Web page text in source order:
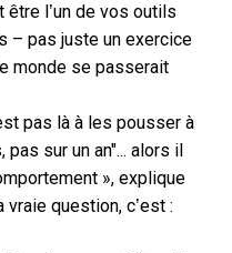
être l’un de vos outils
– pas juste un exercice
monde se passerait
pas là à les pousser à
sur un an"... alors il
», explique
vraie question, c’est :